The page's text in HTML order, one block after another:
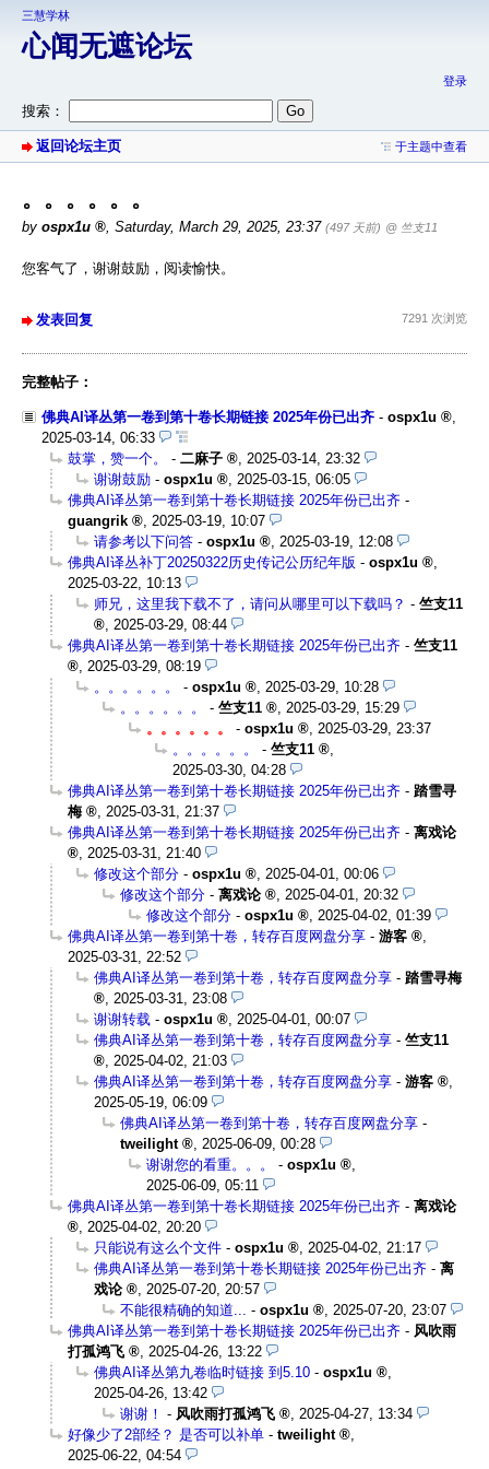
三慧学林
心闻无遮论坛
登录
搜索：
返回论坛主页 于主题中查看
。。。。。。
by ospx1u , Saturday, March 29, 2025, 23:37 (497 天前) @ 竺支11
您客气了，谢谢鼓励，阅读愉快。
发表回复 7291 次浏览
完整帖子：
佛典AI译丛第一卷到第十卷长期链接 2025年份已出齐 - ospx1u
2025-03-14, 06:33
鼓掌，赞一个。
- 二麻子
2025-03-14, 23:32
谢谢鼓励 - ospx1u
2025-03-15, 06:05
佛典AI译丛第一卷到第十卷长期链接 2025年份已出齐 -
guangrik
2025-03-19, 10:07
请参考以下问答 - ospx1u
2025-03-19, 12:08
佛典AI译丛补丁20250322历史传记公历纪年版 - ospx1u
2025-03-22, 10:13
师兄，这里我下载不了，请问从哪里可以下载吗？ - 竺支11
2025-03-29, 08:44
佛典AI译丛第一卷到第十卷长期链接 2025年份已出齐 - 竺支11
2025-03-29, 08:19
。。。。。。
- ospx1u
2025-03-29, 10:28
。。。。。。
- 竺支11
2025-03-29, 15:29
。。。。。。
- ospx1u
2025-03-29, 23:37
。。。。。。
- 竺支11
2025-03-30, 04:28
佛典AI译丛第一卷到第十卷长期链接 2025年份已出齐 - 踏雪寻
梅
2025-03-31, 21:37
佛典AI译丛第一卷到第十卷长期链接 2025年份已出齐 - 离戏论
2025-03-31, 21:40
修改这个部分 - ospx1u
2025-04-01, 00:06
修改这个部分 - 离戏论
2025-04-01, 20:32
修改这个部分 - ospx1u
2025-04-02, 01:39
佛典AI译丛第一卷到第十卷，转存百度网盘分享 - 游客
2025-03-31, 22:52
佛典AI译丛第一卷到第十卷，转存百度网盘分享 - 踏雪寻梅
2025-03-31, 23:08
谢谢转载 - ospx1u
2025-04-01, 00:07
佛典AI译丛第一卷到第十卷，转存百度网盘分享 - 竺支11
2025-04-02, 21:03
佛典AI译丛第一卷到第十卷，转存百度网盘分享 - 游客
2025-05-19, 06:09
佛典AI译丛第一卷到第十卷，转存百度网盘分享 -
tweilight
2025-06-09, 00:28
谢谢您的看重。。。
- ospx1u
2025-06-09, 05:11
佛典AI译丛第一卷到第十卷长期链接 2025年份已出齐 - 离戏论
2025-04-02, 20:20
只能说有这么个文件 - ospx1u
2025-04-02, 21:17
佛典AI译丛第一卷到第十卷长期链接 2025年份已出齐 - 离
戏论
2025-07-20, 20:57
不能很精确的知道...
- ospx1u
2025-07-20, 23:07
佛典AI译丛第一卷到第十卷长期链接 2025年份已出齐 - 风吹雨
打孤鸿飞
2025-04-26, 13:22
佛典AI译丛第九卷临时链接 到5.10 - ospx1u
2025-04-26, 13:42
谢谢！ - 风吹雨打孤鸿飞
2025-04-27, 13:34
好像少了2部经？ 是否可以补单 - tweilight
2025-06-22, 04:54